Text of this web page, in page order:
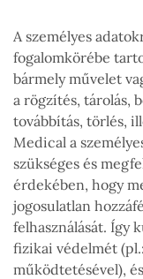
A személyes
fogalomkörébe
bármely művelet
a rögzítés, tárolás,
továbbítás, törlés,
Medical a
szükséges és
érdekében, hogy
jogosulatlan
felhasználását. Így
fizikai védelmét
működtetésével),